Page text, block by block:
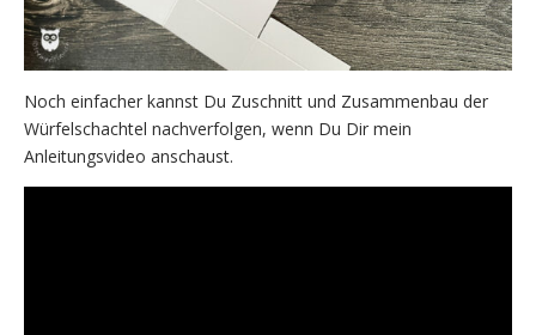
Noch einfacher kannst Du Zuschnitt und Zusammenbau der
Würfelschachtel nachverfolgen, wenn Du Dir mein
Anleitungsvideo anschaust.